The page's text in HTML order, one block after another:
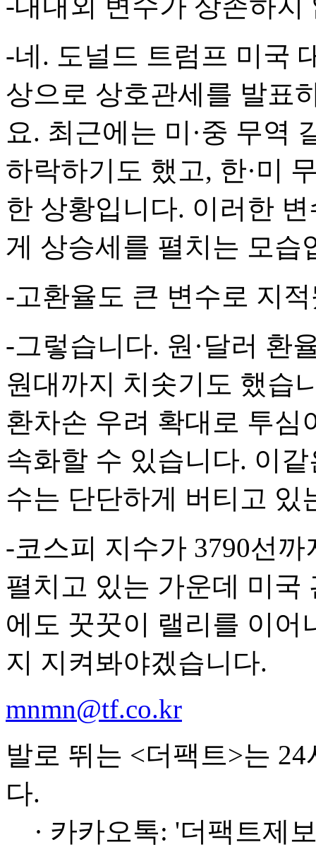
-네. 도널드 트럼프 미국
상으로 상호관세를 발표
요. 최근에는 미·중 무역
하락하기도 했고, 한·미
한 상황입니다. 이러한
게 상승세를 펼치는 모습
-고환율도 큰 변수로 지
-그렇습니다. 원·달러 환
원대까지 치솟기도 했습
환차손 우려 확대로 투심
속화할 수 있습니다. 이
수는 단단하게 버티고 있
-코스피 지수가 3790선
펼치고 있는 가운데 미국
에도 꿋꿋이 랠리를 이어
지 지켜봐야겠습니다.
mnmn@tf.co.kr
발로 뛰는 <더팩트>는
다.
· 카카오톡: '더팩트제